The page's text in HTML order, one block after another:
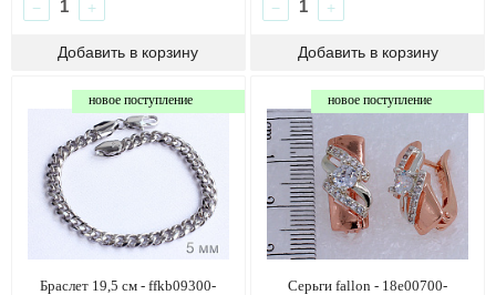
− + − +
новое поступление
Браслет 19,5 см - ffkb09300-
новое поступление
Серьги fallon - 18e00700-